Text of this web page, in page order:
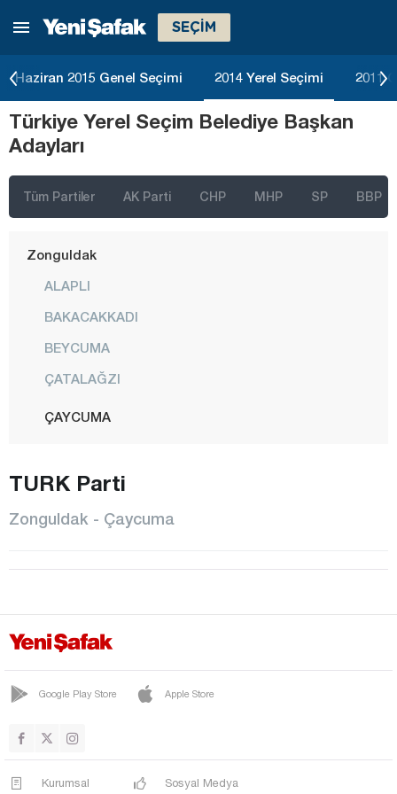
SEÇİM
Haziran 2015 Genel Seçimi 2014 Yerel Seçimi 2011
Türkiye Yerel Seçim Belediye Başkan
Adayları
Tüm Partiler AK Parti CHP MHP SP BBP
Tokat
Uşak
Van
Yozgat
Zonguldak
ALAPLI
BAKACAKKADI
BEYCUMA
ÇATALAĞZI
ÇAYCUMA
DEVREK
ELVANPAZARCIK
FİLYOS
GÖKÇEBEY
GÜMELİ
KARAMAN
KARAPINAR
TURK Parti
Zonguldak - Çaycuma
Google Play Store Apple Store
Kurumsal Sosyal Medya